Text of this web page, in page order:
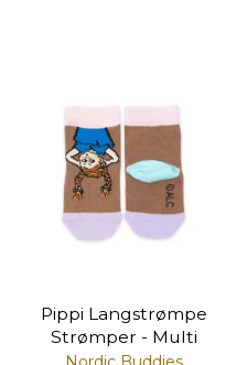
Pippi Langstrømpe
Strømper - Multi